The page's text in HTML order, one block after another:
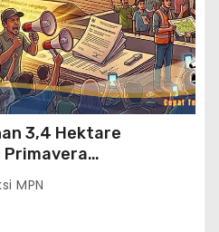
3,4 Hektare
Primavera
Bogor Minta Menteri
BTC
MPN